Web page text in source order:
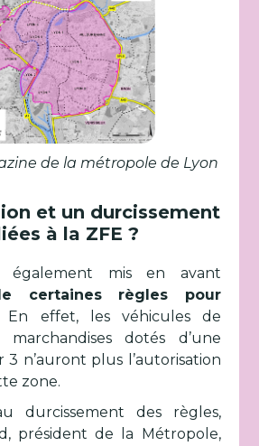
de la métropole de Lyon
et un durcissement
à la ZFE ?
mis en avant
certaines règles pour
En effet, les véhicules de
dotés d’une
3 n’auront plus l’autorisation
zone.
durcissement des règles,
président de la Métropole,